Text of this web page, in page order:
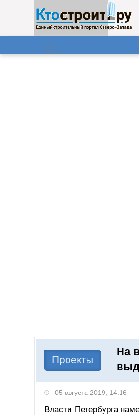
Проекты
На
05 августа 2019, 14:16
Власти Петербурга